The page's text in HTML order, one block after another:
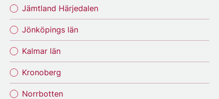
Jämtland Härjedalen
Jönköpings län
Kalmar län
Kronoberg
Norrbotten